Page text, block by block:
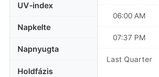
UV-index
Napkelte
Napnyugta
Holdfázis
06:00 AM
07:37 PM
Last Quarter